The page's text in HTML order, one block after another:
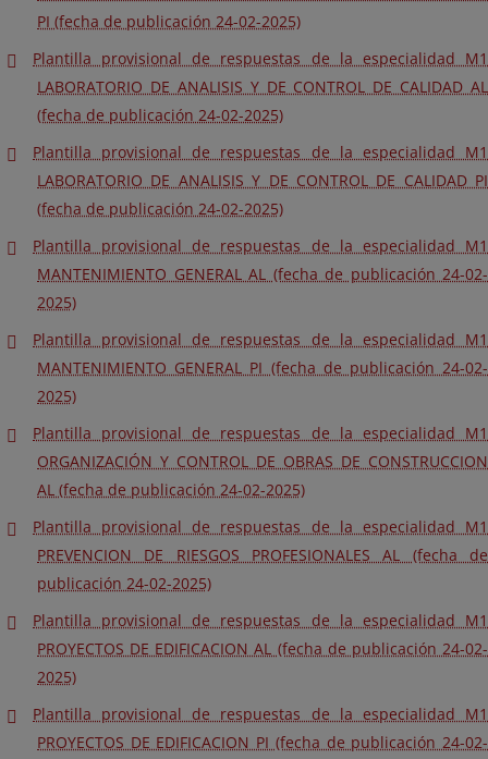
PI (fecha de publicación 24-02-2025)
Plantilla provisional de respuestas de la especialidad M1
LABORATORIO DE ANALISIS Y DE CONTROL DE CALIDAD AL
(fecha de publicación 24-02-2025)
Plantilla provisional de respuestas de la especialidad M1
LABORATORIO DE ANALISIS Y DE CONTROL DE CALIDAD PI
(fecha de publicación 24-02-2025)
Plantilla provisional de respuestas de la especialidad M1
MANTENIMIENTO GENERAL AL (fecha de publicación 24-02-
2025)
Plantilla provisional de respuestas de la especialidad M1
MANTENIMIENTO GENERAL PI (fecha de publicación 24-02-
2025)
Plantilla provisional de respuestas de la especialidad M1
ORGANIZACIÓN Y CONTROL DE OBRAS DE CONSTRUCCION
AL (fecha de publicación 24-02-2025)
Plantilla provisional de respuestas de la especialidad M1
PREVENCION DE RIESGOS PROFESIONALES AL (fecha de
publicación 24-02-2025)
Plantilla provisional de respuestas de la especialidad M1
PROYECTOS DE EDIFICACION AL (fecha de publicación 24-02-
2025)
Plantilla provisional de respuestas de la especialidad M1
PROYECTOS DE EDIFICACION PI (fecha de publicación 24-02-